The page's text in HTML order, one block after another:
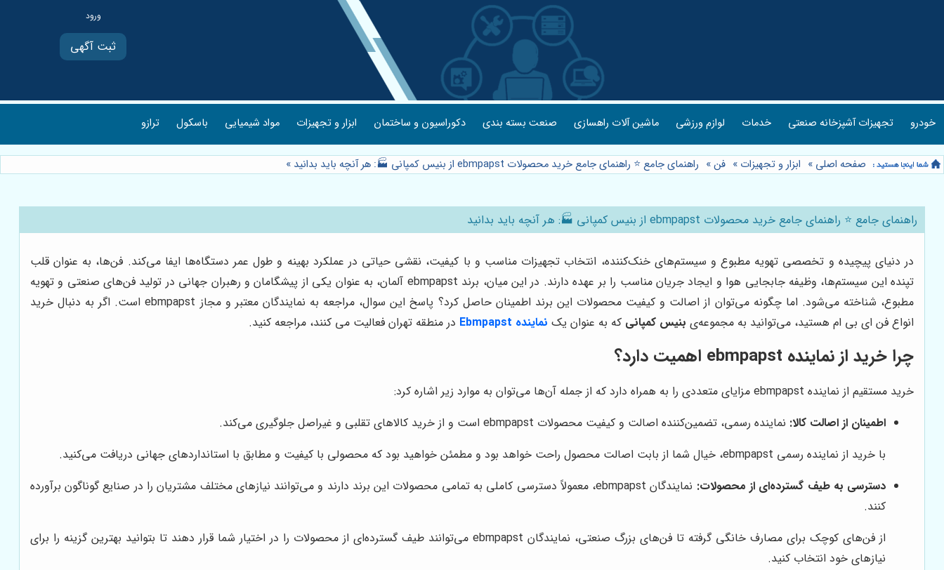
ثبت آگهی
خودرو تجهیزات آشپزخانه صنعتی خدمات لوازم ورزشی ماشین آلات راهسازی صنعت بسته بندی دکوراسیون و ساختمان ابزار و تجهیزات مواد شیمیایی باسکول ترازو
صفحه اصلی » ابزار و تجهیزات » فن» راهنمای جامع ⭐️ راهنمای جامع خرید محصولات ebmpapst از بنیس کمپانی 🏭: هر آنچه باید بدانید »
راهنمای جامع ⭐️ راهنمای جامع خرید محصولات ebmpapst از بنیس کمپانی 🏭: هر آنچه باید بدانید
در دنیای پیچیده و تخصصی تهویه مطبوع و سیستم‌های خنک‌کننده، انتخاب تجهیزات مناسب و با کیفیت، نقشی حیاتی در عملکرد بهینه و طول عمر دستگاه‌ها ایفا می‌کند. فن‌ها، به عنوان قلب
تپنده این سیستم‌ها، وظیفه جابجایی هوا و ایجاد جریان مناسب را بر عهده دارند. در این میان، برند ebmpapst آلمان، به عنوان یکی از پیشگامان و رهبران جهانی در تولید فن‌های صنعتی و تهویه
مطبوع، شناخته می‌شود. اما چگونه می‌توان از اصالت و کیفیت محصولات این برند اطمینان حاصل کرد؟ پاسخ این سوال، مراجعه به نمایندگان معتبر و مجاز ebmpapst است. اگر به دنبال خرید
انواع فن ای بی ام هستید، می‌توانید به مجموعه‏‌ی بنیس کمپانی که به عنوان یک نماینده Ebmpapst در منطقه تهران فعالیت می کنند، مراجعه کنید.
چرا خرید از نماینده ebmpapst اهمیت دارد؟
خرید مستقیم از نماینده ebmpapst مزایای متعددی را به همراه دارد که از جمله آن‌ها می‌توان به موارد زیر اشاره کرد:
اطمینان از اصالت کالا: نماینده رسمی، تضمین‌کننده اصالت و کیفیت محصولات ebmpapst است و از خرید کالاهای تقلبی و غیراصل جلوگیری می‌کند.
با خرید از نماینده رسمی ebmpapst، خیال شما از بابت اصالت محصول راحت خواهد بود و مطمئن خواهید بود که محصولی با کیفیت و مطابق با استانداردهای جهانی دریافت می‌کنید.
دسترسی به طیف گسترده‌ای از محصولات:
نمایندگان ebmpapst، معمولاً دسترسی کاملی به تمامی محصولات این برند دارند و می‌توانند نیازهای مختلف مشتریان را در صنایع گوناگون برآورده
کنند.
از فن‌های کوچک برای مصارف خانگی گرفته تا فن‌های بزرگ صنعتی، نمایندگان ebmpapst می‌توانند طیف گسترده‌ای از محصولات را در اختیار شما قرار دهند تا بتوانید بهترین گزینه را برای
نیازهای خود انتخاب کنید.